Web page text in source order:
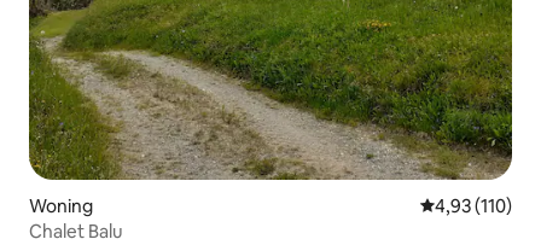
Woning Gemiddelde
4,93 (110)
Chalet Balu